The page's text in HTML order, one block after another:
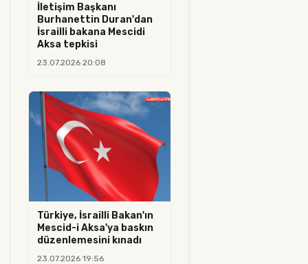
İletişim Başkanı
Burhanettin Duran'dan
İsrailli bakana Mescidi
Aksa tepkisi
23.07.2026 20:08
Türkiye, İsrailli Bakan'ın
Mescid-i Aksa'ya baskın
düzenlemesini kınadı
23.07.2026 19:56